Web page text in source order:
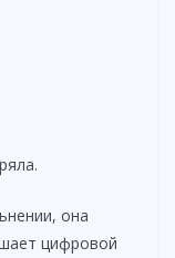
она
цифровой